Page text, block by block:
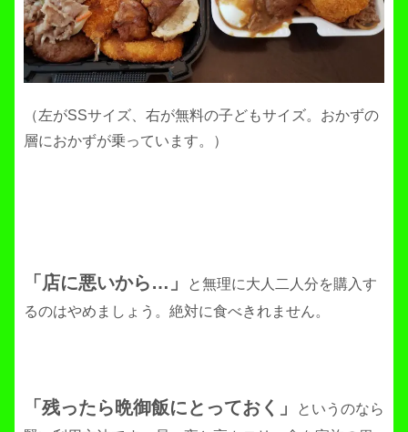
（左がSSサイズ、右が無料の子どもサイズ。おかずの
層におかずが乗っています。）
「店に悪いから…」
と無理に大人二人分を購入す
るのはやめましょう。絶対に食べきれません。
「残ったら晩御飯にとっておく」
というのなら